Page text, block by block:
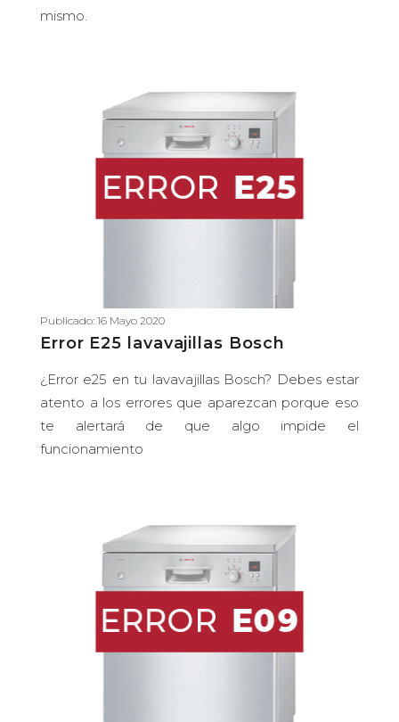
mismo.
Publicado: 16 Mayo 2020
Error E25 lavavajillas Bosch
¿Error e25 en tu lavavajillas Bosch? Debes estar
atento a los errores que aparezcan porque eso
te alertará de que algo impide el
funcionamiento